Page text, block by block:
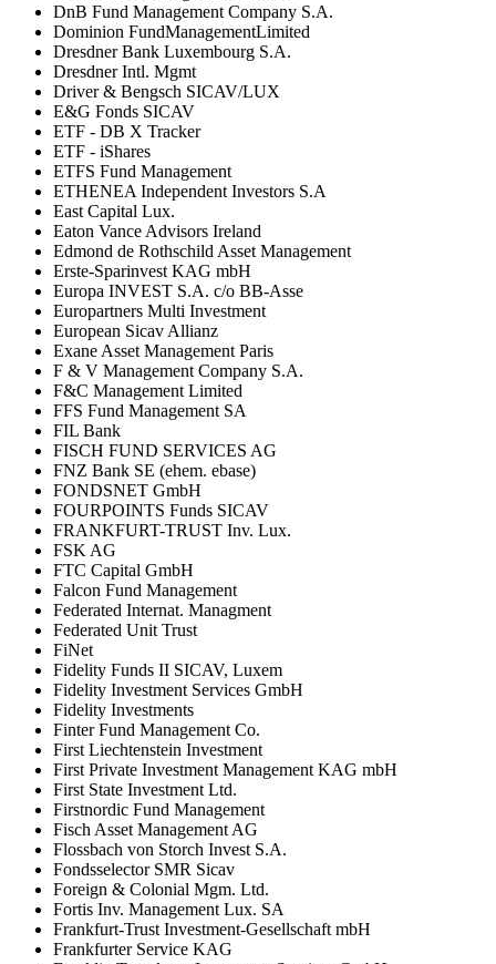
DnB Fund Management Company S.A.
Dominion FundManagementLimited
Dresdner Bank Luxembourg S.A.
Dresdner Intl. Mgmt
Driver & Bengsch SICAV/LUX
E&G Fonds SICAV
ETF - DB X Tracker
ETF - iShares
ETFS Fund Management
ETHENEA Independent Investors S.A
East Capital Lux.
Eaton Vance Advisors Ireland
Edmond de Rothschild Asset Management
Erste-Sparinvest KAG mbH
Europa INVEST S.A. c/o BB-Asse
Europartners Multi Investment
European Sicav Allianz
Exane Asset Management Paris
F & V Management Company S.A.
F&C Management Limited
FFS Fund Management SA
FIL Bank
FISCH FUND SERVICES AG
FNZ Bank SE (ehem. ebase)
FONDSNET GmbH
FOURPOINTS Funds SICAV
FRANKFURT-TRUST Inv. Lux.
FSK AG
FTC Capital GmbH
Falcon Fund Management
Federated Internat. Managment
Federated Unit Trust
FiNet
Fidelity Funds II SICAV, Luxem
Fidelity Investment Services GmbH
Fidelity Investments
Finter Fund Management Co.
First Liechtenstein Investment
First Private Investment Management KAG mbH
First State Investment Ltd.
Firstnordic Fund Management
Fisch Asset Management AG
Flossbach von Storch Invest S.A.
Fondsselector SMR Sicav
Foreign & Colonial Mgm. Ltd.
Fortis Inv. Management Lux. SA
Frankfurt-Trust Investment-Gesellschaft mbH
Frankfurter Service KAG